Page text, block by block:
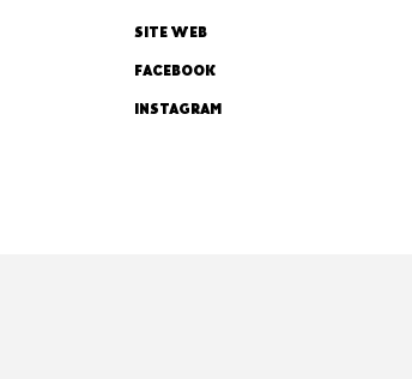
SITE WEB
FACEBOOK
INSTAGRAM